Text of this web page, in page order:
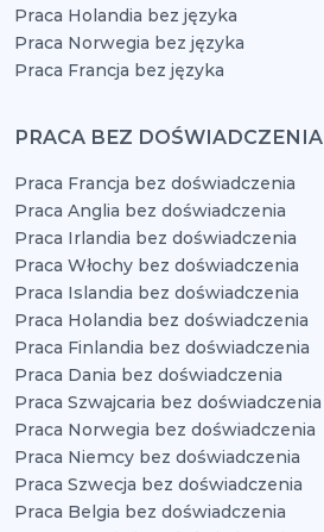
Praca Holandia bez języka
Praca Norwegia bez języka
Praca Francja bez języka
PRACA BEZ DOŚWIADCZENIA
Praca Francja bez doświadczenia
Praca Anglia bez doświadczenia
Praca Irlandia bez doświadczenia
Praca Włochy bez doświadczenia
Praca Islandia bez doświadczenia
Praca Holandia bez doświadczenia
Praca Finlandia bez doświadczenia
Praca Dania bez doświadczenia
Praca Szwajcaria bez doświadczenia
Praca Norwegia bez doświadczenia
Praca Niemcy bez doświadczenia
Praca Szwecja bez doświadczenia
Praca Belgia bez doświadczenia